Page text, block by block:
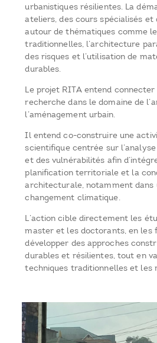
urbanistiques résilientes. La
ateliers, des cours spécialisés et
autour de thématiques comme
traditionnelles, l’architecture
des risques et l’utilisation de
durables.
Le projet RITA entend
recherche dans le domaine de
l’aménagement urbain.
Il entend co-construire une
scientifique centrée sur
et des vulnérabilités afin
planification territoriale et la
architecturale, notamment dans
changement climatique.
L’action cible directement les
master et les doctorants, en les
développer des approches
durables et résilientes, tout en
techniques traditionnelles et les